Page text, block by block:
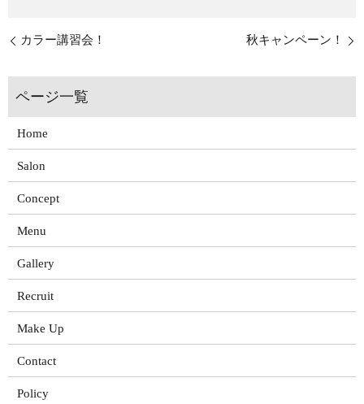
カラー講習会！ 秋キャンペーン！
Home
Salon
Concept
Menu
Gallery
Recruit
Make Up
Contact
Policy